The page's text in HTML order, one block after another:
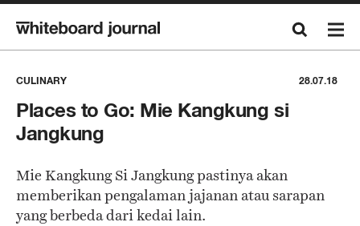
CULINARY 28.07.18
Places to Go: Mie Kangkung si
Jangkung
Mie Kangkung Si Jangkung pastinya akan
memberikan pengalaman jajanan atau sarapan
yang berbeda dari kedai lain.